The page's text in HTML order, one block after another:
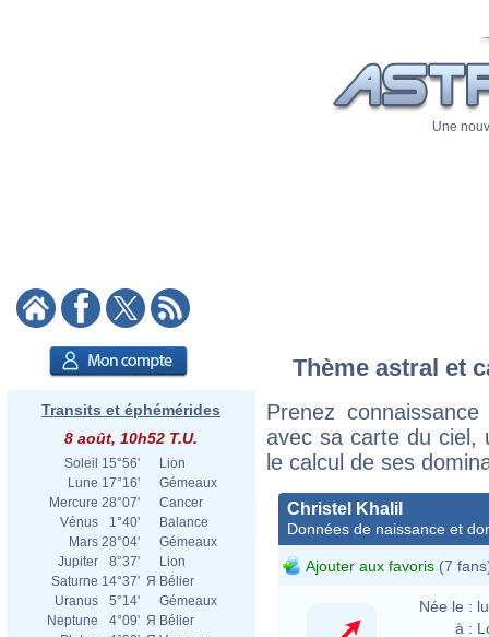
Une
Transits et éphémérides
8 août, 10h52 T.U.
Soleil 15°56'
Lion
Lune 17°16'
Gémeaux
Mercure 28°07'
Cancer
Vénus
1°40'
Balance
Mars 28°04'
Gémeaux
Jupiter
8°37'
Lion
Saturne 14°37' Я Bélier
Uranus
5°14'
Gémeaux
Neptune
4°09' Я Bélier
Thème astral et
Prenez
avec sa carte du ciel,
le calcul de ses
Christel Khalil
Données de naissance et
Ajouter aux favoris (7
Née le :
à :